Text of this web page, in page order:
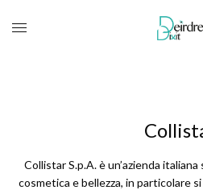
Collistar S.p.A. è un’azienda
cosmetica e bellezza, in particolare